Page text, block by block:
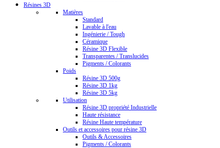
Résines 3D
Matières
Standard
Lavable à l'eau
Ingénierie / Tough
Céramique
Résine 3D Flexible
Transparentes / Translucides
Pigments / Colorants
Poids
Résine 3D 500g
Résine 3D 1kg
Résine 3D 5kg
Utilisation
Résine 3D propriété Industrielle
Haute résistance
Résine Haute température
Outils et accessoires pour résine 3D
Outils & Accessoires
Pigments / Colorants